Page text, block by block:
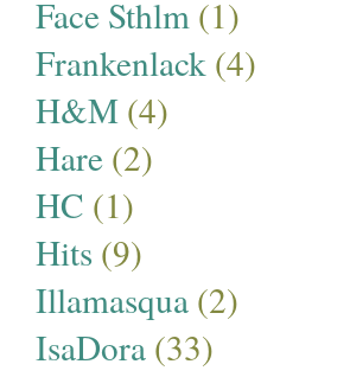
Face Sthlm (1)
Frankenlack (4)
H&M (4)
Hare (2)
HC (1)
Hits (9)
Illamasqua (2)
IsaDora (33)